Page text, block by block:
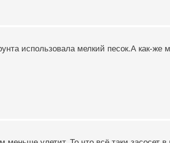
использовала мелкий песок.А как-